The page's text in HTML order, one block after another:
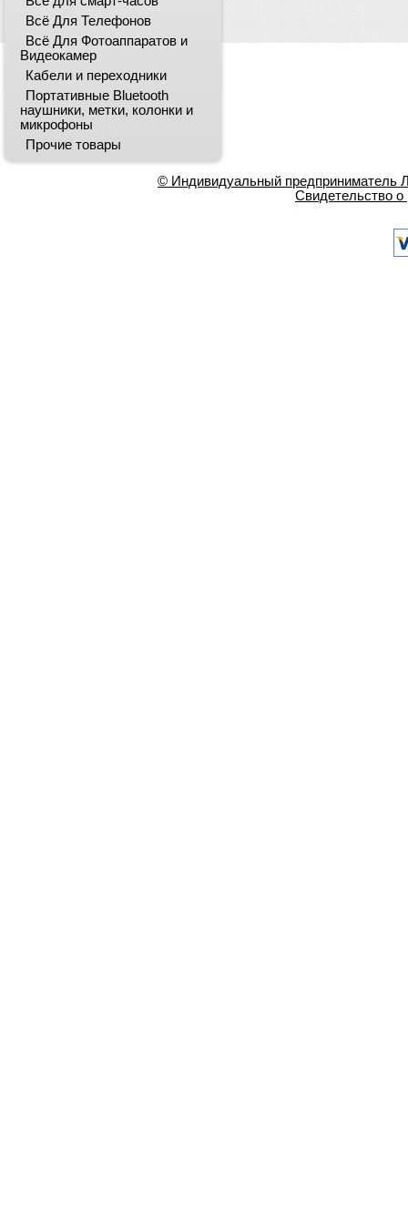
Всё Для Телефонов
Всё Для Фотоаппаратов и
Видеокамер
Кабели и переходники
Портативные Bluetooth
наушники, метки, колонки и
микрофоны
Прочие товары
© Индивидуальный предприниматель
Свидетельство